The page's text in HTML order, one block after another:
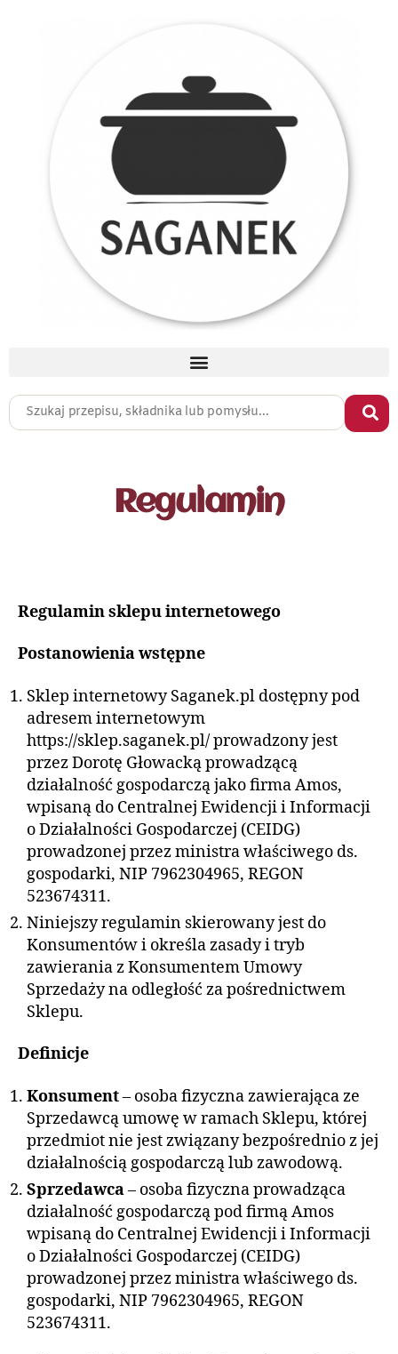
Regulamin
Regulamin sklepu internetowego
Postanowienia wstępne
Sklep internetowy Saganek.pl dostępny pod
adresem internetowym
https://sklep.saganek.pl/ prowadzony jest
przez Dorotę Głowacką prowadzącą
działalność gospodarczą jako firma Amos,
wpisaną do Centralnej Ewidencji i Informacji
o Działalności Gospodarczej (CEIDG)
prowadzonej przez ministra właściwego ds.
gospodarki, NIP 7962304965, REGON
523674311.
Niniejszy regulamin skierowany jest do
Konsumentów i określa zasady i tryb
zawierania z Konsumentem Umowy
Sprzedaży na odległość za pośrednictwem
Sklepu.
Definicje
Konsument– osoba fizyczna zawierająca ze
Sprzedawcą umowę w ramach Sklepu, której
przedmiot nie jest związany bezpośrednio z jej
działalnością gospodarczą lub zawodową.
Sprzedawca– osoba fizyczna prowadząca
działalność gospodarczą pod firmą Amos
wpisaną do Centralnej Ewidencji i Informacji
o Działalności Gospodarczej (CEIDG)
prowadzonej przez ministra właściwego ds.
gospodarki, NIP 7962304965, REGON
523674311.